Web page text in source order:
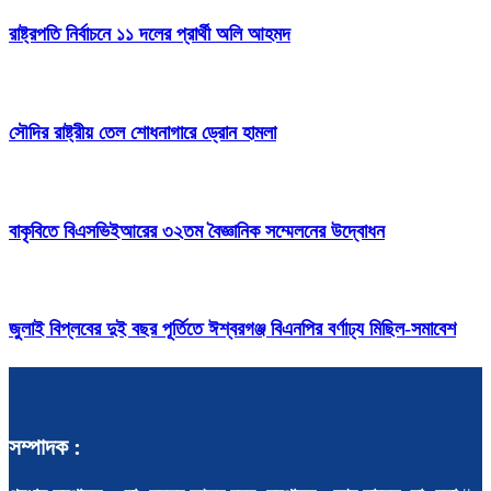
রাষ্ট্রপতি নির্বাচনে ১১ দলের প্রার্থী অলি আহমদ
সৌদির রাষ্ট্রীয় তেল শোধনাগারে ড্রোন হামলা
বাকৃবিতে বিএসভিইআরের ৩২তম বৈজ্ঞানিক সম্মেলনের উদ্বোধন
জুলাই বিপ্লবের দুই বছর পূর্তিতে ঈশ্বরগঞ্জ বিএনপির বর্ণাঢ্য মিছিল-সমাবেশ
সম্পাদক :